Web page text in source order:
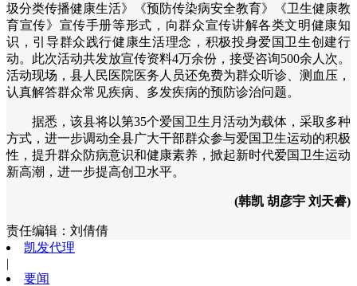
圾分类传播健康生活》《预防传染病安全教育》《卫生健康教
育宣传》宣传手册等形式，向群众宣传讲解各类文明健康知
识，引导群众践行健康生活理念，积极投身爱国卫生创建行
动。此次活动共发放宣传资料4万余份，接受咨询500余人次。
活动现场，县人民医院医务人员还免费为群众听诊、测血压，
认真解答群众常见疾病、多发疾病的预防诊治问题。
据悉，该县将以第35个爱国卫生月活动为载体，采取多种
方式，进一步调动全县广大干部群众参与爱国卫生运动的积极
性，提升群众防病意识和健康素养，掀起新时代爱国卫生运动
新高潮，进一步提高创卫水平。
(韩凯 胡彦宇 刘天睿)
责任编辑： 刘倩倩
凯发代理
|
要闻